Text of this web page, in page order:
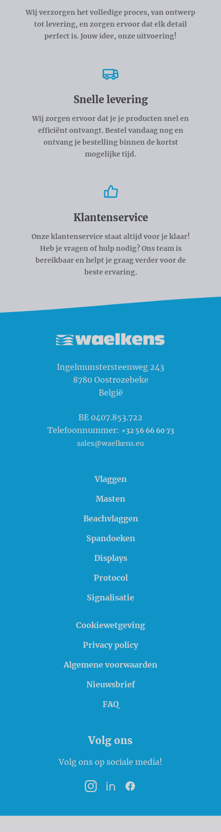
Wij verzorgen het volledige proces, van ontwerp
tot levering, en zorgen ervoor dat elk detail
perfect is. Jouw idee, onze uitvoering!
Snelle levering
Wij zorgen ervoor dat je je producten snel en
efficiënt ontvangt. Bestel vandaag nog en
ontvang je bestelling binnen de kortst
mogelijke tijd.
Klantenservice
Onze klantenservice staat altijd voor je klaar!
Heb je vragen of hulp nodig? Ons team is
bereikbaar en helpt je graag verder voor de
beste ervaring.
Ingelmunstersteenweg 243
8780 Oostrozebeke
België
BE 0407.853.722
Telefoonnummer: +32 56 66 60 73
sales@waelkens.eu
Vlaggen
Masten
Beachvlaggen
Spandoeken
Displays
Protocol
Signalisatie
Cookiewetgeving
Privacy policy
Algemene voorwaarden
Nieuwsbrief
FAQ
Volg ons
Volg ons op sociale media!
InstagramLinkedInFacebook